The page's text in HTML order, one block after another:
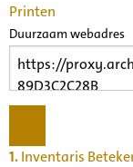
Printen
Duurzaam webadres
1.Inventaris